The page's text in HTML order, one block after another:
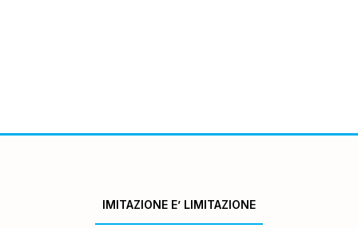
IMITAZIONE E’ LIMITAZIONE